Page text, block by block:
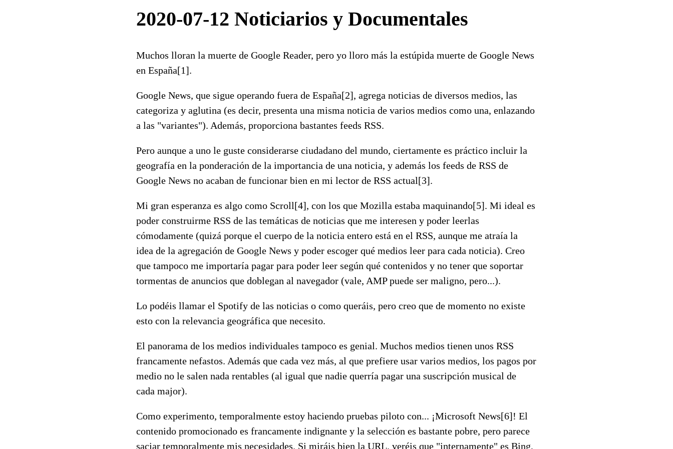
2020-07-12 Noticiarios y Documentales
Muchos lloran la muerte de Google Reader, pero yo lloro más la estúpida muerte de Google News
en España[1].
Google News, que sigue operando fuera de España[2], agrega noticias de diversos medios, las
categoriza y aglutina (es decir, presenta una misma noticia de varios medios como una, enlazando
a las "variantes"). Además, proporciona bastantes feeds RSS.
Pero aunque a uno le guste considerarse ciudadano del mundo, ciertamente es práctico incluir la
geografía en la ponderación de la importancia de una noticia, y además los feeds de RSS de
Google News no acaban de funcionar bien en mi lector de RSS actual[3].
Mi gran esperanza es algo como Scroll[4], con los que Mozilla estaba maquinando[5]. Mi ideal es
poder construirme RSS de las temáticas de noticias que me interesen y poder leerlas
cómodamente (quizá porque el cuerpo de la noticia entero está en el RSS, aunque me atraía la
idea de la agregación de Google News y poder escoger qué medios leer para cada noticia). Creo
que tampoco me importaría pagar para poder leer según qué contenidos y no tener que soportar
tormentas de anuncios que doblegan al navegador (vale, AMP puede ser maligno, pero...).
Lo podéis llamar el Spotify de las noticias o como queráis, pero creo que de momento no existe
esto con la relevancia geográfica que necesito.
El panorama de los medios individuales tampoco es genial. Muchos medios tienen unos RSS
francamente nefastos. Además que cada vez más, al que prefiere usar varios medios, los pagos por
medio no le salen nada rentables (al igual que nadie querría pagar una suscripción musical de
cada major).
Como experimento, temporalmente estoy haciendo pruebas piloto con... ¡Microsoft News[6]! El
contenido promocionado es francamente indignante y la selección es bastante pobre, pero parece
saciar temporalmente mis necesidades. Si miráis bien la URL, veréis que "internamente" es Bing,